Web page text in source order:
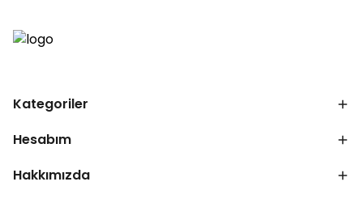
Kategoriler
Hesabım
Hakkımızda